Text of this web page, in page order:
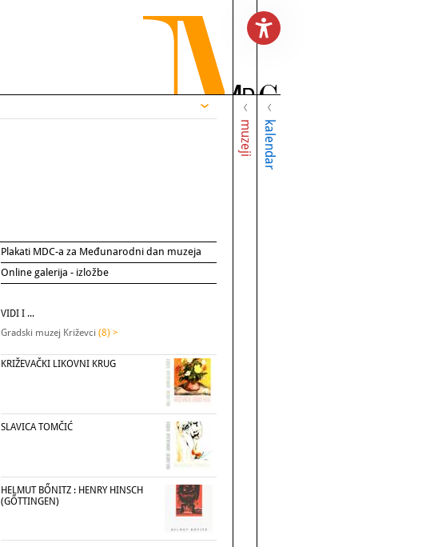
muzeji kalendar
Plakati MDC-a za Međunarodni dan muzeja
Online galerija - izložbe
VIDI I ...
Gradski muzej Križevci (8) >
KRIŽEVAČKI LIKOVNI KRUG
SLAVICA TOMČIĆ
HELMUT BŐNITZ : HENRY HINSCH
(GŐTTINGEN)